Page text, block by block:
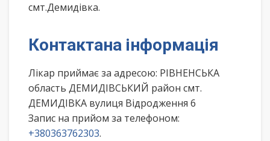
смт.Демидівка.
Контактана інформація
Лікар приймає за адресою: РІВНЕНСЬКА
область ДЕМИДІВСЬКИЙ район смт.
ДЕМИДІВКА вулиця Відродження 6
Запис на прийом за телефоном:
+380363762303.